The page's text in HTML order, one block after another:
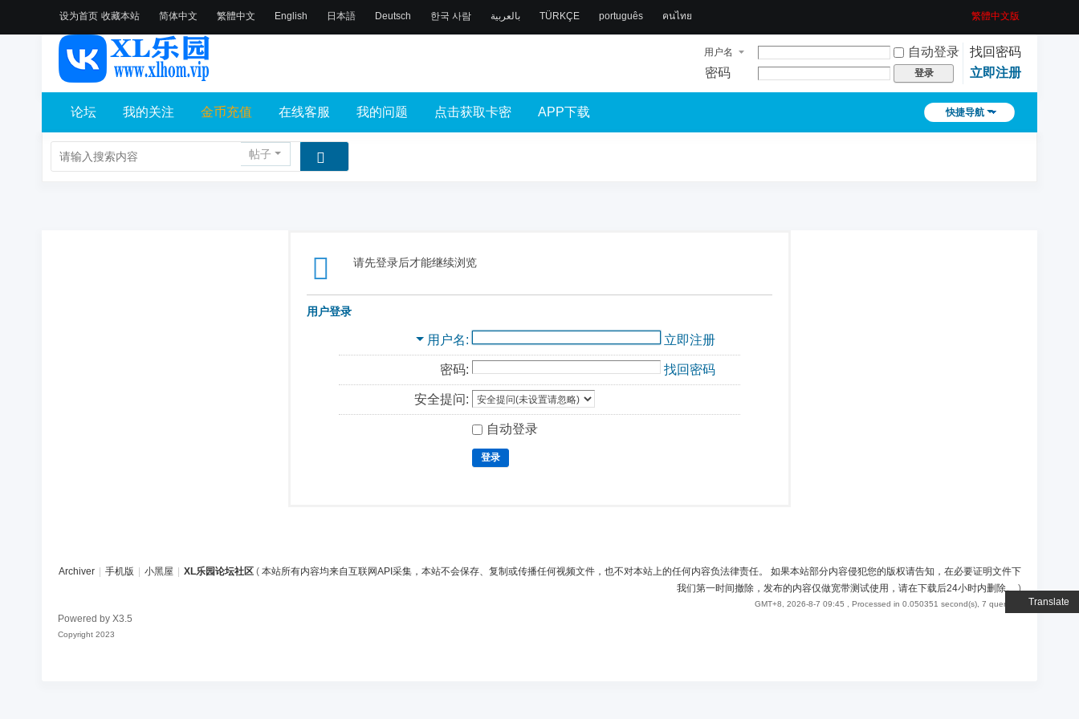
设为首页 收藏本站
Translate
简体中文 繁體中文 English 日本語 Deutsch 한국 사람 بالعربية TÜRKÇE português คนไทย 繁體中文版
用户名 自动登录
找回密码
密码
登录 立即注册
快捷导航
论坛 我的关注 金币充值 在线客服 我的问题 点击获取卡密 APP下载
帖子
请先登录后才能继续浏览
用户登录
用户名 立即注册
密码: 找回密码
安全提问:
自动登录
登录
Archiver 手机版 小黑屋 XL乐园论坛社区 ( 本站所有内容均来自互联网API采集，本站不会保存、复制或传播任何视频文件，也不对本站上的任何内容负法律责任。 如果本站部分内容侵犯您的版权请告知，在必要证明文件下
我们第一时间撤除，发布的内容仅做宽带测试使用，请在下载后24小时内删除。)
GMT+8, 2026-8-7 09:45 , Processed in 0.050351 second(s), 7 queries .
Powered by X3.5
Copyright 2023